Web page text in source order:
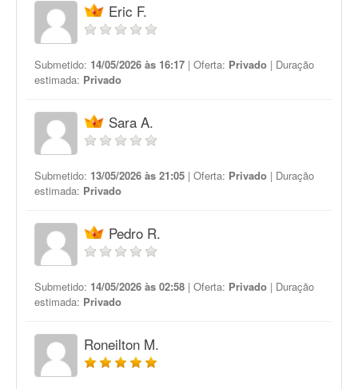
Eric F.
Submetido: 14/05/2026 às 16:17 | Oferta: Privado | Duração
estimada: Privado
Sara A.
Submetido: 13/05/2026 às 21:05 | Oferta: Privado | Duração
estimada: Privado
Pedro R.
Submetido: 14/05/2026 às 02:58 | Oferta: Privado | Duração
estimada: Privado
Roneilton M.